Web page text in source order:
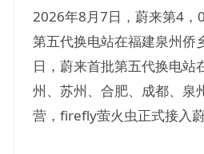
2026年8月7日，蔚来第4，
第五代换电站在福建泉州侨
日，蔚来首批第五代换电站
州、苏州、合肥、成都、泉
营，firefly萤火虫正式接入蔚